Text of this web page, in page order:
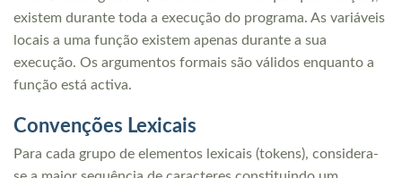
existem durante toda a execução do programa. As variáveis
locais a uma função existem apenas durante a sua
execução. Os argumentos formais são válidos enquanto a
função está activa.
Convenções Lexicais
Para cada grupo de elementos lexicais (tokens), considera-